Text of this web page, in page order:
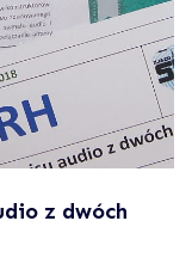
z dwóch